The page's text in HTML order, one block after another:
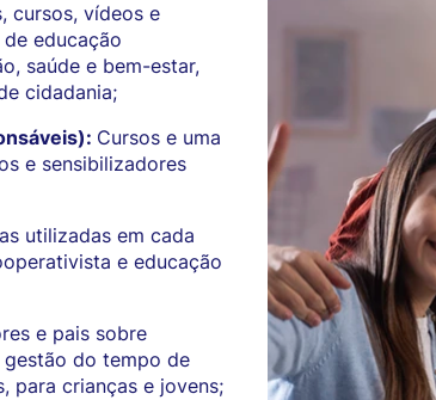
cursos, vídeos e
educação
saúde e bem-estar,
cidadania;
Cursos e uma
e sensibilizadores
utilizadas em cada
e educação
e pais sobre
do tempo de
para crianças e jovens;